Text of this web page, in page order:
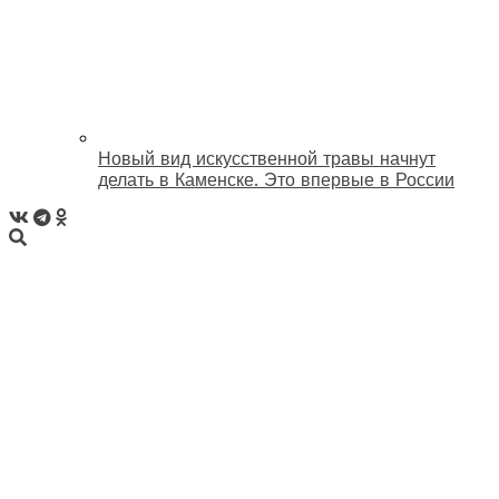
Новый вид искусственной травы начнут
делать в Каменске. Это впервые в России